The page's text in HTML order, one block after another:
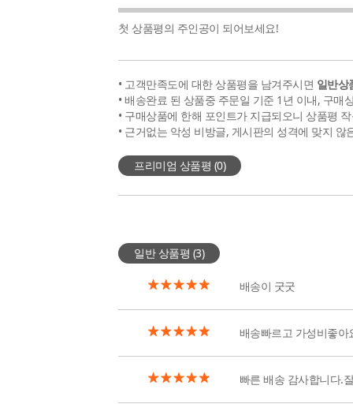
첫 상품평의 주인공이 되어보세요!
• 고객만족도에 대한 상품평을 남겨주시면 일반상
• 배송완료 된 상품중 주문일 기준 1년 이내, 구매
• 구매상품에 한해 포인트가 지급되오니 상품평
• 근거없는 악성 비방글, 게시판의 성격에 맞지
프리미엄 상품평 (0)
일반 상품평 (3)
배송이 굿굿
배송빠르고 가성비좋아
빠른 배송 감사합니다.